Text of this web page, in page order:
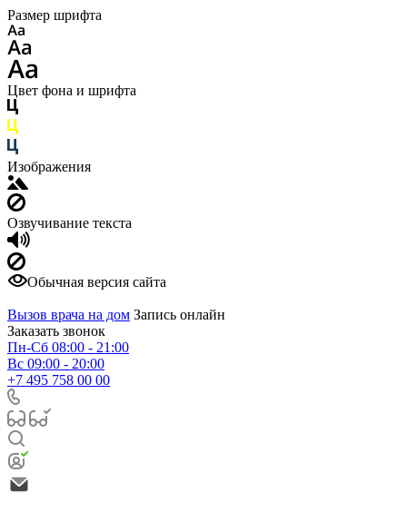
Размер шрифта
Цвет фона и шрифта
Изображения
Озвучивание текста
Обычная версия сайта
Вызов врача на дом Запись онлайн
Заказать звонок
Пн-Сб 08:00 - 21:00
Вс 09:00 - 20:00
+7 495 758 00 00